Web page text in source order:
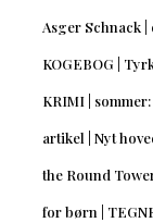
Asger Schnack
KOGEBOG |
KRIMI |
artikel | Nyt
the Round
for børn |